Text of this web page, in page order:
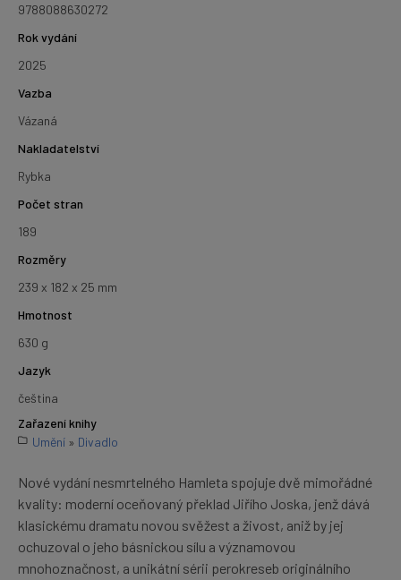
9788088630272
Rok vydání
2025
Vazba
Vázaná
Nakladatelství
Rybka
Počet stran
189
Rozměry
239 x 182 x 25 mm
Hmotnost
630 g
Jazyk
čeština
Zařazení knihy
Umění » Divadlo
Nové vydání nesmrtelného Hamleta spojuje dvě mimořádné
kvality: moderní oceňovaný překlad Jiřího Joska, jenž dává
klasickému dramatu novou svěžest a živost, aniž by jej
ochuzoval o jeho básnickou sílu a významovou
mnohoznačnost, a unikátní sérii perokreseb originálního